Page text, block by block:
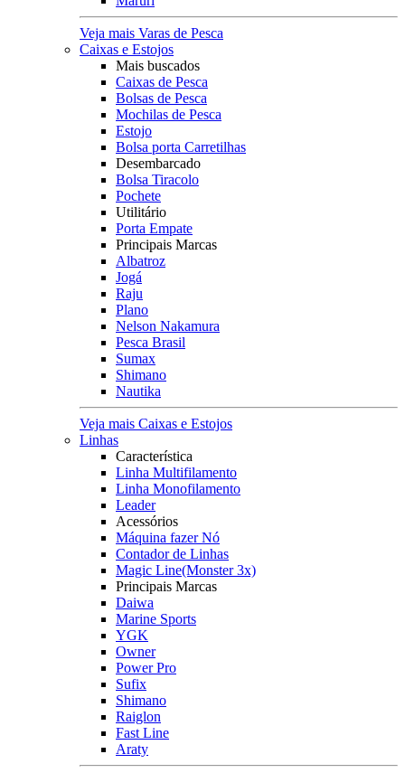
Veja mais Varas de Pesca
Caixas e Estojos
Mais buscados
Caixas de Pesca
Bolsas de Pesca
Mochilas de Pesca
Estojo
Bolsa porta Carretilhas
Desembarcado
Bolsa Tiracolo
Pochete
Utilitário
Porta Empate
Principais Marcas
Albatroz
Jogá
Raju
Plano
Nelson Nakamura
Pesca Brasil
Sumax
Shimano
Nautika
Veja mais Caixas e Estojos
Linhas
Característica
Linha Multifilamento
Linha Monofilamento
Leader
Acessórios
Máquina fazer Nó
Contador de Linhas
Magic Line(Monster 3x)
Principais Marcas
Daiwa
Marine Sports
YGK
Owner
Power Pro
Sufix
Shimano
Raiglon
Fast Line
Araty